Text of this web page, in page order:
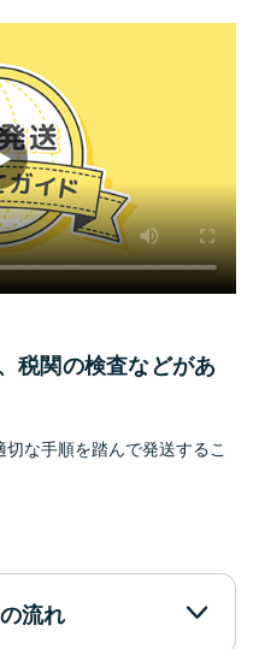
税関の検査などがあ
な手順を踏んで発送するこ
流れ